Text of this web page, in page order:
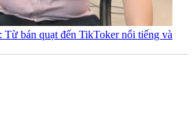
bán quạt đến TikToker nổi tiếng và